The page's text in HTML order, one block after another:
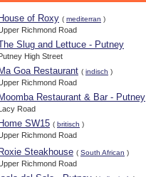
House of Roxy ( mediterran )
Richmond Road
Slug and Lettuce - Putney
High Street
Ma Goa Restaurant ( indisch )
Richmond Road
Moomba Restaurant & Bar - Putney
Road
Home SW15 ( britisch )
Richmond Road
Roxie Steakhouse ( South African )
Richmond Road